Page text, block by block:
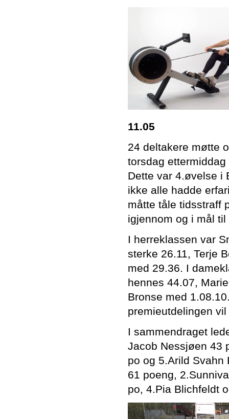
11.05
24 deltakere møtte
torsdag
Dette var 4.øvelse i
ikke alle hadde
måtte tåle tidsstraff
igjennom og i mål til
I herreklassen var
sterke 26.11, Terje
med 29.36. I
hennes 44.07,
Bronse med
premieutdelingen
I sammendraget
Jacob Nessjøen 43
po og 5.Arild Svahn
61 poeng,
po, 4.Pia Blichfeldt